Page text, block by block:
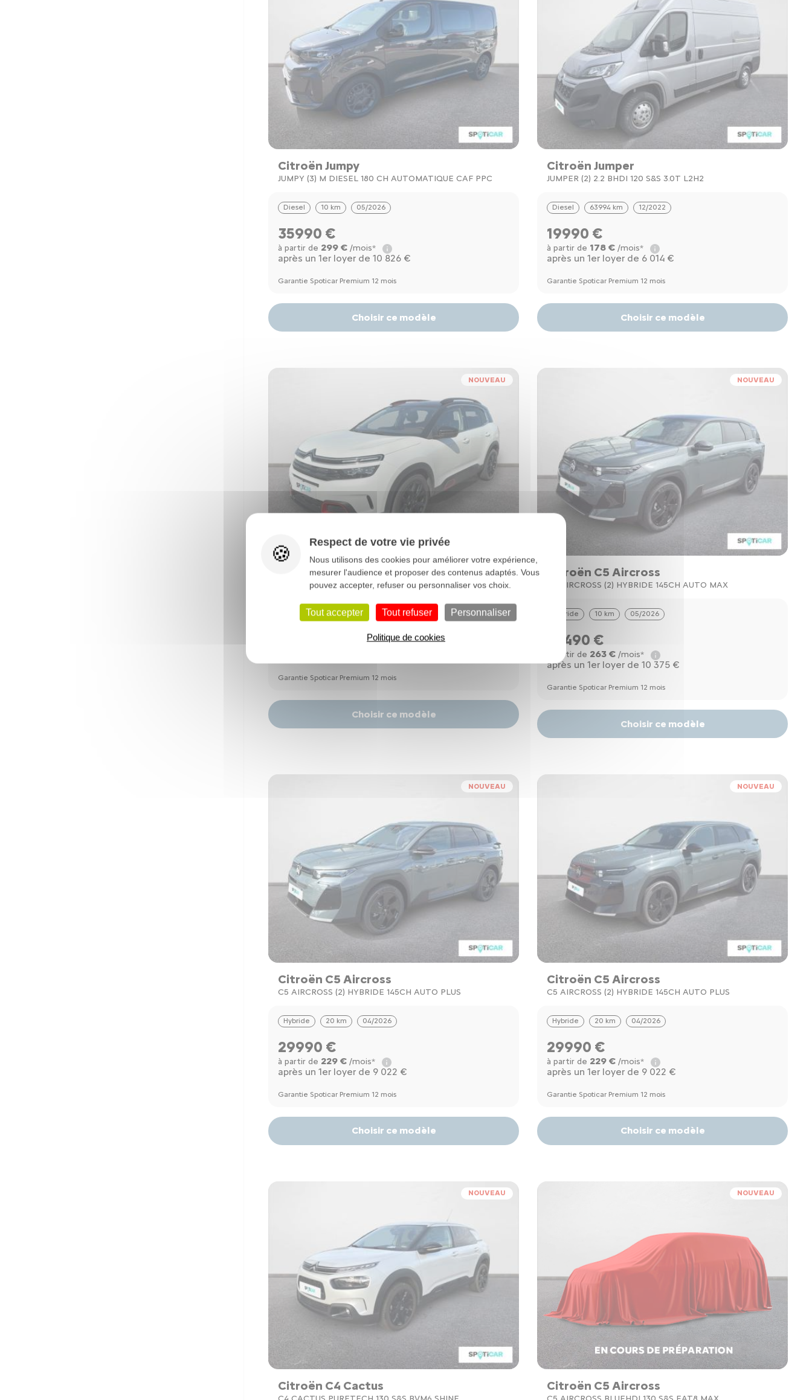
Citroën Jumpy
JUMPY (3) M DIESEL 180 CH AUTOMATIQUE CAF PPC
Diesel 10 km 05/2026
35990 €
à partir de 299 € /mois*
après un 1er loyer de 10 826 €
Garantie Spoticar Premium 12 mois
Choisir ce modèle
Citroën Jumper
JUMPER (2) 2.2 BHDI 120 S&S 3.0T L2H2
Diesel 63994 km 12/2022
19990 €
à partir de 178 € /mois*
après un 1er loyer de 6 014 €
Garantie Spoticar Premium 12 mois
Choisir ce modèle
NOUVEAU
Citroën C5 Aircross
C5 AIRCROSS BLUEHDI 130 S&S EAT8 SHINE
70762 km 10/2019
Garantie Spoticar Premium 12 mois
Choisir ce modèle
NOUVEAU
Citroën C5 Aircross
C5 AIRCROSS (2) HYBRIDE 145CH AUTO MAX
Hybride 10 km 05/2026
34490 €
à partir de 263 € /mois*
après un 1er loyer de 10 375 €
Garantie Spoticar Premium 12 mois
Choisir ce modèle
NOUVEAU
Citroën C5 Aircross
C5 AIRCROSS (2) HYBRIDE 145CH AUTO PLUS
Hybride 20 km 04/2026
29990 €
à partir de 229 € /mois*
après un 1er loyer de 9 022 €
Garantie Spoticar Premium 12 mois
Choisir ce modèle
NOUVEAU
Citroën C5 Aircross
C5 AIRCROSS (2) HYBRIDE 145CH AUTO PLUS
Hybride 20 km 04/2026
29990 €
à partir de 229 € /mois*
après un 1er loyer de 9 022 €
Garantie Spoticar Premium 12 mois
Choisir ce modèle
NOUVEAU
Citroën C4 Cactus
NOUVEAU
Citroën C5 Aircross
Respect de votre vie privée
Nous utilisons des cookies pour améliorer votre expérience,
mesurer l'audience et proposer des contenus adaptés. Vous
pouvez accepter, refuser ou personnaliser vos choix.
Tout accepter Tout refuser Personnaliser
Politique de cookies